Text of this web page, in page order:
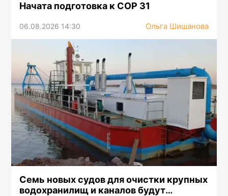
Начата подготовка к СОР 31
06.08.2026 14:30 Ольга Шишанова
Семь новых судов для очистки крупных
водохранилищ и каналов будут